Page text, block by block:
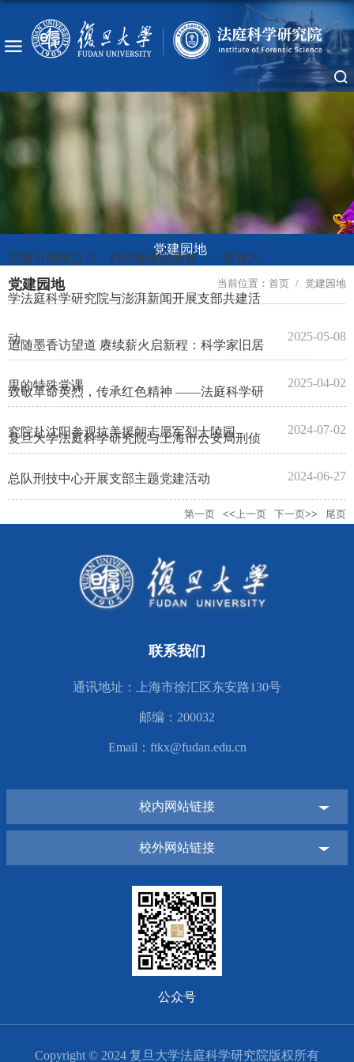
党建园地
当前位置： 首页 / 党建园地
党建园地
党建引领聚合力，科研媒体融新篇——复旦大
学法庭科学研究院与澎湃新闻开展支部共建活
动 2025-05-08
追随墨香访望道 赓续薪火启新程：科学家旧居
里的特殊党课 2025-04-02
致敬革命英烈，传承红色精神 ——法庭科学研
究院赴沈阳参观抗美援朝志愿军烈士陵园 2024-07-02
复旦大学法庭科学研究院与上海市公安局刑侦
总队刑技中心开展支部主题党建活动 2024-06-27
第一页 <<上一页 下一页>> 尾页
联系我们
通讯地址：上海市徐汇区东安路130号
邮编：200032
Email：ftkx@fudan.edu.cn
校内网站链接
校外网站链接
公众号
Copyright © 2024 复旦大学法庭科学研究院版权所有